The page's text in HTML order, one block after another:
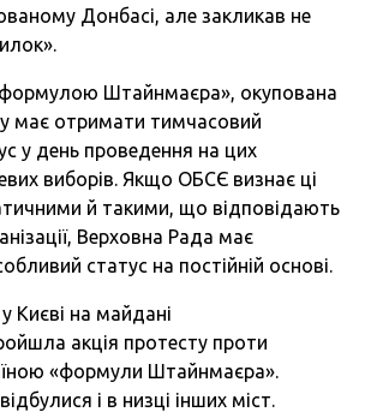
Донбасі, але закликав не
Штайнмаєра», окупована
має отримати тимчасовий
у день проведення на цих
виборів. Якщо ОБСЄ визнає ці
й такими, що відповідають
Верховна Рада має
статус на постійній основі.
Києві на майдані
акція протесту проти
«формули Штайнмаєра».
і в низці інших міст.